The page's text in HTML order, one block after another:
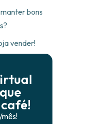
bons
vender!